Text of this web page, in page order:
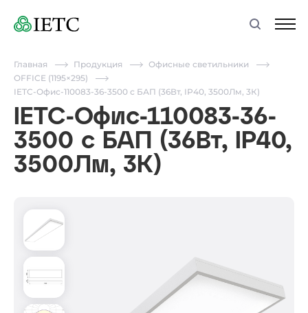
Главная Продукция
Офисные светильники
OFFICE (1195×295)
IETC-Офис-110083-36-3500 с БАП (36Вт, IP40, 3500Лм, 3К)
IETC-Офис-110083-36-
3500 с БАП (36Вт, IP40,
3500Лм, 3К)